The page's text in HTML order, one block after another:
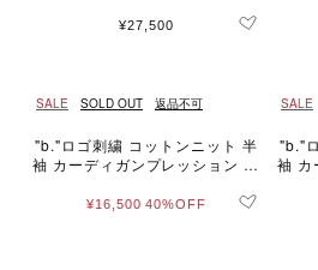
¥27,500
SALE SOLD OUT 返品不可
"b."ロゴ刺繍 コットンニット 半
袖 カーディガンプレッション "S
¥16,500 40%OFF
SALE
"b."
袖 カ